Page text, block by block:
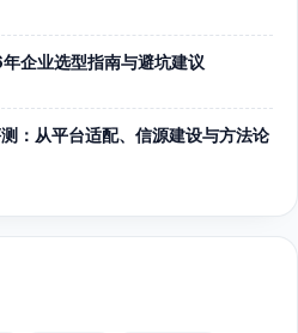
企业选型指南与避坑建议
：从平台适配、信源建设与方法论